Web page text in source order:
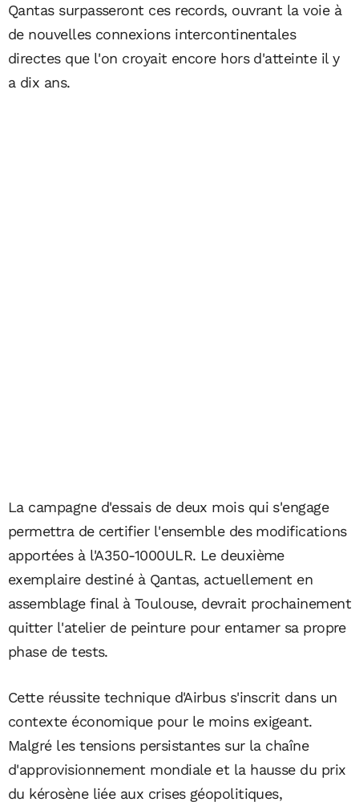
Qantas surpasseront ces records, ouvrant la voie à
de nouvelles connexions intercontinentales
directes que l'on croyait encore hors d'atteinte il y
a dix ans.
La campagne d'essais de deux mois qui s'engage
permettra de certifier l'ensemble des modifications
apportées à l'A350-1000ULR. Le deuxième
exemplaire destiné à Qantas, actuellement en
assemblage final à Toulouse, devrait prochainement
quitter l'atelier de peinture pour entamer sa propre
phase de tests.
Cette réussite technique d'Airbus s'inscrit dans un
contexte économique pour le moins exigeant.
Malgré les tensions persistantes sur la chaîne
d'approvisionnement mondiale et la hausse du prix
du kérosène liée aux crises géopolitiques,